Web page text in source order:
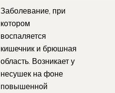
Заболевание, при
котором
воспаляется
кишечник и брюшная
область. Возникает у
несушек на фоне
повышенной